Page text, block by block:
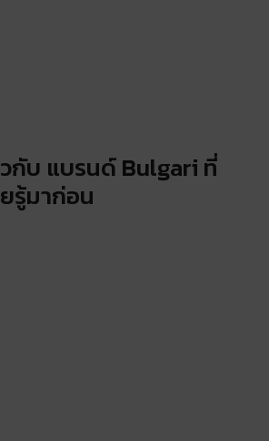
กับ แบรนด์ Bulgari ที่
รู้มาก่อน